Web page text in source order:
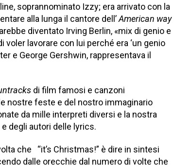
soprannominato Izzy; era arrivato con la
alla lunga il cantore dell’American way
diventato Irving Berlin, «mix di genio e
lavorare con lui perché era ‘un genio
e George Gershwin, rappresentava il
di film famosi e canzoni
nostre feste e del nostro immaginario
da mille interpreti diversi e la nostra
degli autori delle lyrics.
che “it’s Christmas!” è dire in sintesi
dalle orecchie dal numero di volte che